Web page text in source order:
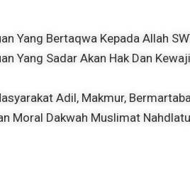
Yang Bertaqwa Kepada Allah
Yang Sadar Akan Hak Dan
Adil, Makmur,
Moral Dakwah Muslimat